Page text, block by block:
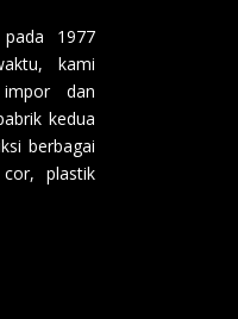
1977
kami
dan
kedua
berbagai
plastik